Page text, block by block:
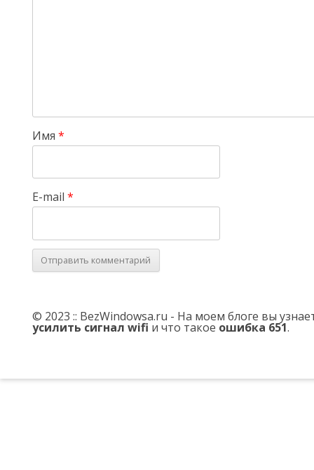
Имя *
E-mail *
© 2023 :: BezWindowsa.ru - На моем блоге вы
усилить сигнал wifi и что такое ошибка 651.